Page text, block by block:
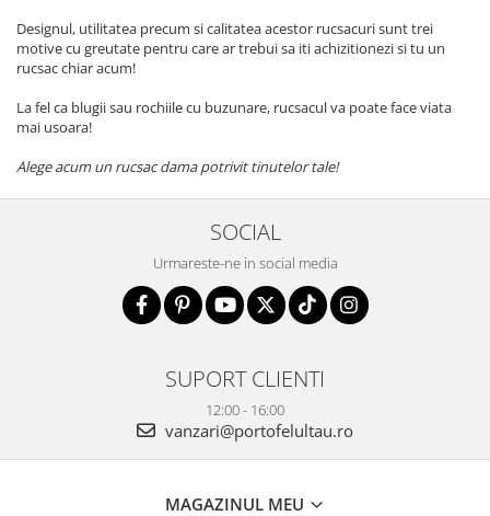
Designul, utilitatea precum si calitatea acestor rucsacuri sunt trei
motive cu greutate pentru care ar trebui sa iti achizitionezi si tu un
rucsac chiar acum!
La fel ca blugii sau rochiile cu buzunare, rucsacul va poate face viata
mai usoara!
Alege acum un rucsac dama potrivit tinutelor tale!
SOCIAL
Urmareste-ne in social media
SUPORT CLIENTI
12:00 - 16:00
vanzari@portofelultau.ro
MAGAZINUL MEU